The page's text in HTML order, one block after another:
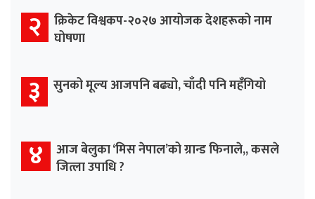
२ क्रिकेट विश्वकप-२०२७ आयोजक देशहरूको नाम
घोषणा
३ सुनको मूल्य आजपनि बढ्यो, चाँदी पनि महँगियो
४ आज बेलुका ‘मिस नेपाल’को ग्रान्ड फिनाले,, कसले
जित्ला उपाधि ?